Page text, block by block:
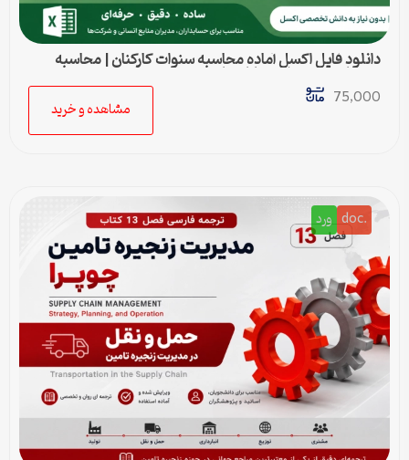
دانلود فایل اکسل آماده محاسبه سنوات کارکنان | محاسبه
خودکار حق سنوات و پایان کار
75,000
مشاهده و خرید
.doc ورد